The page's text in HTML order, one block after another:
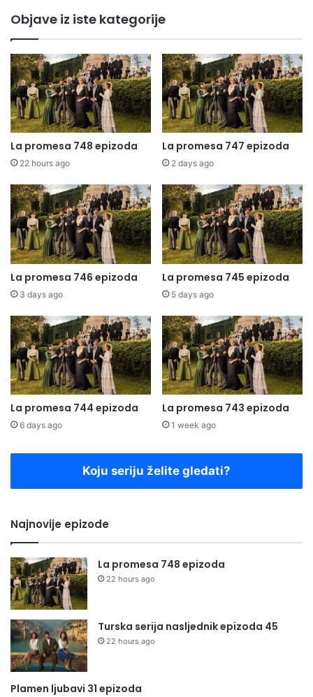
Objave iz iste kategorije
La promesa 748 epizoda
22 hours ago
La promesa 747 epizoda
2 days ago
La promesa 746 epizoda
3 days ago
La promesa 745 epizoda
5 days ago
La promesa 744 epizoda
6 days ago
La promesa 743 epizoda
1 week ago
Koju seriju želite gledati?
Najnovije epizode
La promesa 748 epizoda
22 hours ago
Turska serija nasljednik epizoda 45
22 hours ago
Plamen ljubavi 31 epizoda